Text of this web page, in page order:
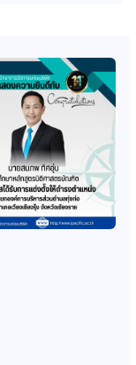
รับรองคุณวุฒิ
ตรรัฐศาสตรมหา
ต
รับรองหลักสูตร
โนโลยีบัณทิต สาขา
จวิศวกรรม
ปรุง 64-65)
รับรองปริญญา
ตรรัฐศาสตรมหา